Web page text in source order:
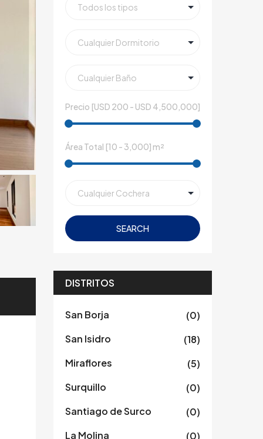
Precio [USD 200 - USD 4,500,000]
Área Total [10 - 3,000] m²
SEARCH
DISTRITOS
San Borja
(0)
San Isidro
(18)
Miraflores
(5)
Surquillo
(0)
Santiago de Surco
(0)
La Molina
(0)